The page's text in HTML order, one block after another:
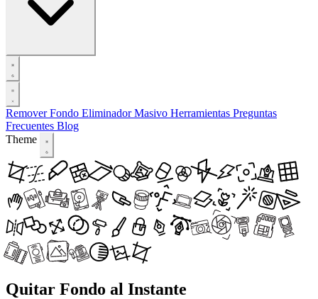
Remover Fondo Eliminador Masivo Herramientas Preguntas
Frecuentes Blog
Theme
Quitar Fondo al Instante